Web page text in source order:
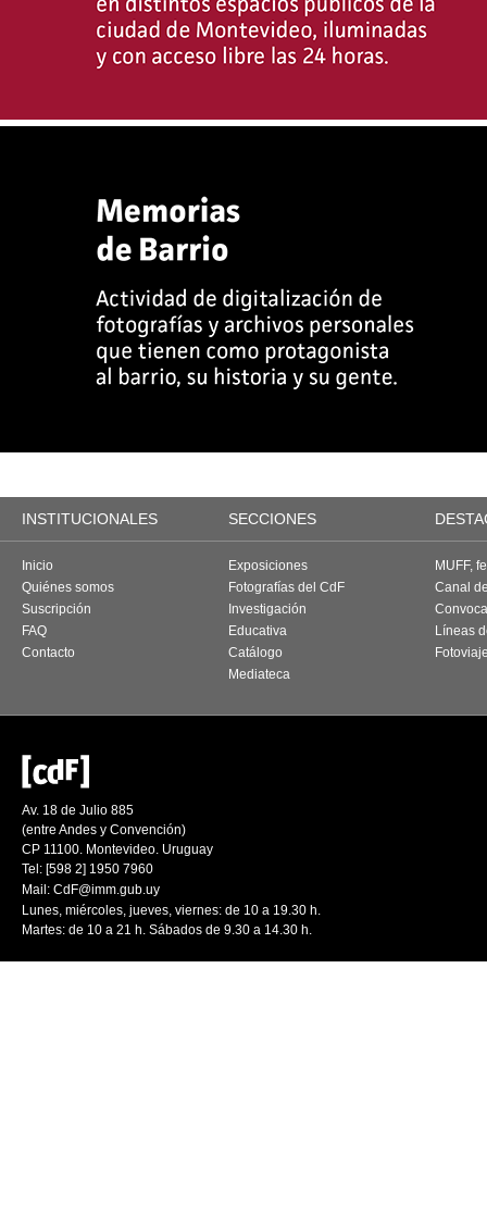
INSTITUCIONALES SECCIONES
Inicio
Quiénes somos
Suscripción
FAQ
Contacto
Exposiciones
Fotografías del CdF
Investigación
Educativa
Catálogo
Mediateca
MUFF,
Canal
Líneas
Av. 18 de Julio 885
(entre Andes y Convención)
CP 11100. Montevideo. Uruguay
Tel: [598 2] 1950 7960
Mail: CdF@imm.gub.uy
Lunes, miércoles, jueves, viernes: de 10 a 19.30 h.
Martes: de 10 a 21 h. Sábados de 9.30 a 14.30 h.